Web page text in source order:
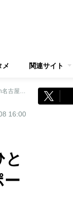
メ 関連サイト
《五感で眠る宿泊プランに注目》読書×眠り、美しいものに囲まれて心身整う女子ひとり旅in名古屋を旅行ジャーナリストがレポート
16:00
と
ー